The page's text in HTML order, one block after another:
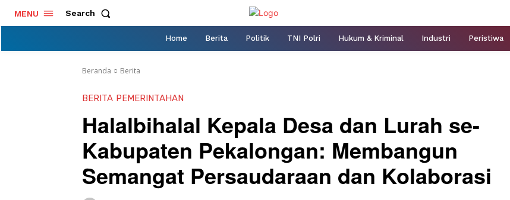
MENU Search
Home Berita Politik TNI Polri Hukum & Kriminal Industri Peristiwa
Beranda Berita
BERITA PEMERINTAHAN
Halalbihalal Kepala Desa dan Lurah se-
Kabupaten Pekalongan: Membangun
Semangat Persaudaraan dan Kolaborasi